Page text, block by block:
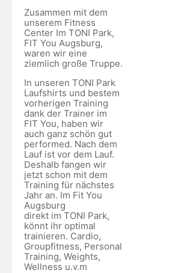
Zusammen mit dem
unserem Fitness
Center Im TONI Park,
FIT You Augsburg,
waren wir eine
ziemlich große Truppe.
In unseren TONI Park
Laufshirts und bestem
vorherigen Training
dank der Trainer im
FIT You, haben wir
auch ganz schön gut
performed. Nach dem
Lauf ist vor dem Lauf.
Deshalb fangen wir
jetzt schon mit dem
Training für nächstes
Jahr an. Im Fit You
Augsburg
direkt im TONI Park,
könnt ihr optimal
trainieren. Cardio,
Groupfitness, Personal
Training, Weights,
Wellness u.v.m